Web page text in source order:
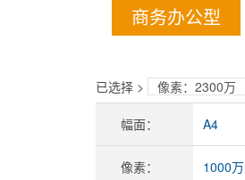
商务办公型
已选择 > 像素：2300万
幅面： A4
像素： 1000万